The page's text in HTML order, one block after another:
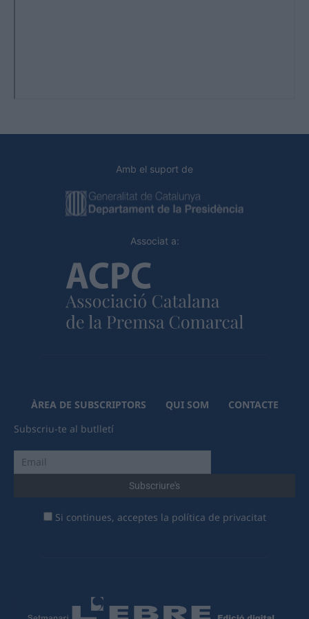
Amb el suport de
Associat a:
ÀREA DE SUBSCRIPTORS QUI SOM
CONTACTE
Subscriu-te al butlletí
Si continues, acceptes la política de privacitat